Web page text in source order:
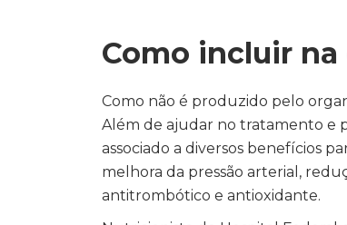
Como incluir na
Como não é produzido pelo
Além de ajudar no tratamento e
associado a diversos benefícios
melhora da pressão arterial,
antitrombótico e antioxidante.